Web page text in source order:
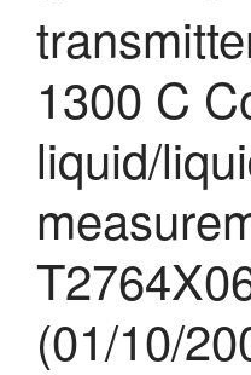
1300 C
liquid/
(01/10/